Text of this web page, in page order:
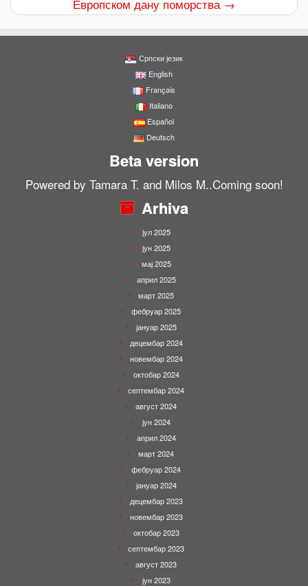
Европском дану поморства →
Српски језик
English
Français
Italiano
Español
Deutsch
Beta version
Powered by Tamara T. and Milos M..Coming soon!
Arhiva
јул 2025
јун 2025
мај 2025
април 2025
март 2025
фебруар 2025
јануар 2025
децембар 2024
новембар 2024
октобар 2024
септембар 2024
август 2024
јун 2024
април 2024
март 2024
фебруар 2024
јануар 2024
децембар 2023
новембар 2023
октобар 2023
септембар 2023
август 2023
јун 2023
1